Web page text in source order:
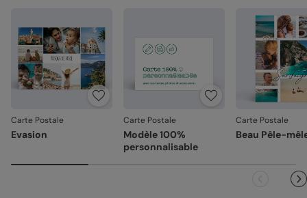
Carte Postale
Evasion
Carte Postale
Modèle 100%
personnalisable
Carte Postale
Beau Pêle-